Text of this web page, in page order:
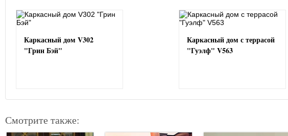
Каркасный дом V302
"Грин Бэй"
Каркасный дом с террасой
"Гуэлф" V563
Смотрите также: